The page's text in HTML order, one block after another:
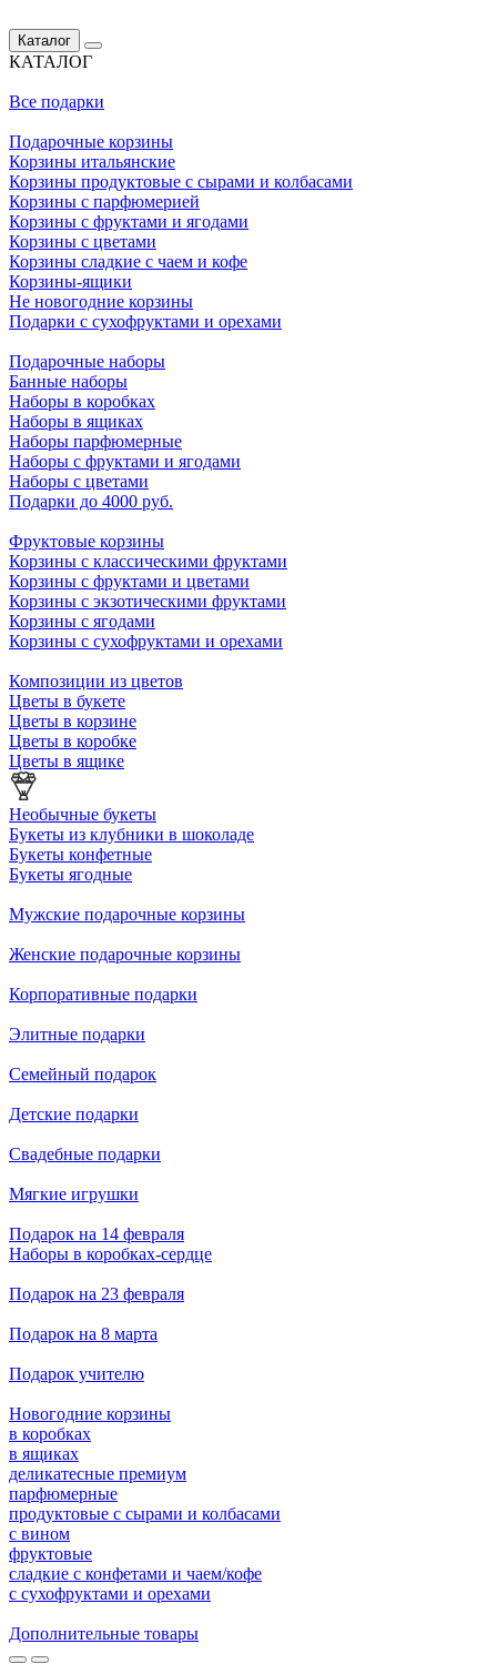
Каталог
КАТАЛОГ
Все подарки
Подарочные корзины
Корзины итальянские
Корзины продуктовые с сырами и колбасами
Корзины с парфюмерией
Корзины с фруктами и ягодами
Корзины с цветами
Корзины сладкие с чаем и кофе
Корзины-ящики
Не новогодние корзины
Подарки с сухофруктами и орехами
Подарочные наборы
Банные наборы
Наборы в коробках
Наборы в ящиках
Наборы парфюмерные
Наборы с фруктами и ягодами
Наборы с цветами
Подарки до 4000 руб.
Фруктовые корзины
Корзины с классическими фруктами
Корзины с фруктами и цветами
Корзины с экзотическими фруктами
Корзины с ягодами
Корзины c сухофруктами и орехами
Композиции из цветов
Цветы в букете
Цветы в корзине
Цветы в коробке
Цветы в ящике
Необычные букеты
Букеты из клубники в шоколаде
Букеты конфетные
Букеты ягодные
Мужские подарочные корзины
Женские подарочные корзины
Корпоративные подарки
Элитные подарки
Семейный подарок
Детские подарки
Свадебные подарки
Мягкие игрушки
Подарок на 14 февраля
Наборы в коробках-сердце
Подарок на 23 февраля
Подарок на 8 марта
Подарок учителю
Новогодние корзины
в коробках
в ящиках
деликатесные премиум
парфюмерные
продуктовые с сырами и колбасами
с вином
фруктовые
сладкие с конфетами и чаем/кофе
с сухофруктами и орехами
Дополнительные товары